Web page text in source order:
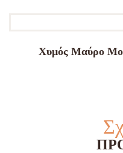
Χυμός Μαύρο